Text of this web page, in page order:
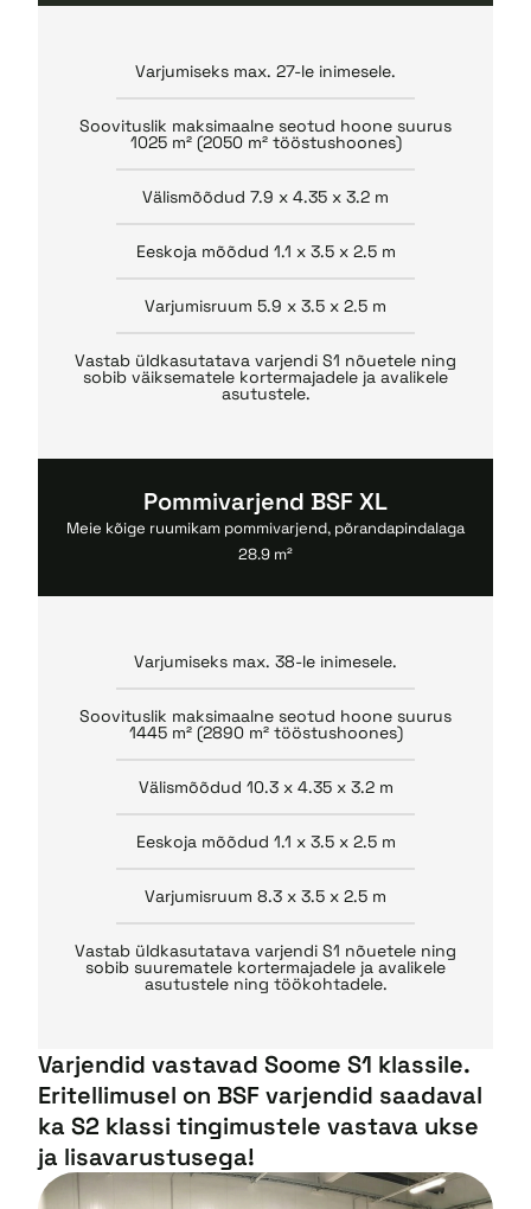
Varjumiseks max. 27-le inimesele.
Soovituslik maksimaalne seotud hoone suurus
1025 m² (2050 m² tööstushoones)
Välismõõdud 7.9 x 4.35 x 3.2 m
Eeskoja mõõdud 1.1 x 3.5 x 2.5 m
Varjumisruum 5.9 x 3.5 x 2.5 m
Vastab üldkasutatava varjendi S1 nõuetele ning
sobib väiksematele kortermajadele ja avalikele
asutustele.
Pommivarjend BSF XL
Meie kõige ruumikam pommivarjend, põrandapindalaga
28.9 m²
Varjumiseks max. 38-le inimesele.
Soovituslik maksimaalne seotud hoone suurus
1445 m² (2890 m² tööstushoones)
Välismõõdud 10.3 x 4.35 x 3.2 m
Eeskoja mõõdud 1.1 x 3.5 x 2.5 m
Varjumisruum 8.3 x 3.5 x 2.5 m
Vastab üldkasutatava varjendi S1 nõuetele ning
sobib suurematele kortermajadele ja avalikele
asutustele ning töökohtadele.
Varjendid vastavad Soome S1 klassile.
Eritellimusel on BSF varjendid saadaval
ka S2 klassi tingimustele vastava ukse
ja lisavarustusega!